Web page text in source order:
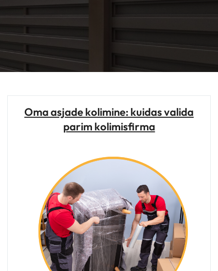
Oma asjade kolimine: kuidas valida
parim kolimisfirma